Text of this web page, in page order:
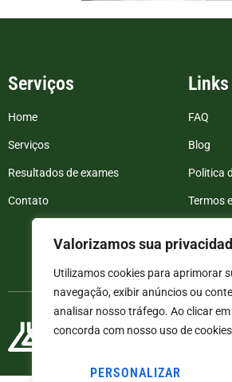
Valorizamos sua
Utilizamos cookies para aprimorar
navegação, exibir anúncios ou
analisar nosso tráfego. Ao clicar em
concorda com nosso uso de
PERSONALIZAR
Serviços
Home
Serviços
Resultados de exames
Contato
FAQ
Blog
Politica
Termos